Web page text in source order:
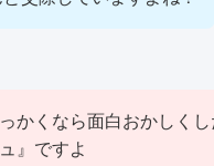
かくなら面白おかしく
』ですよ